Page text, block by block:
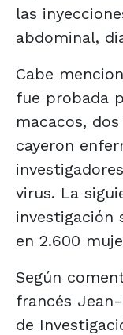
las
abdominal,
Cabe
fue probada
macacos,
cayeron
virus. La
investigación
en 2.600
Según
francés
de